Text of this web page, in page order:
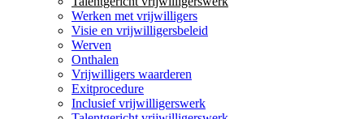
Werken met vrijwilligers
Visie en vrijwilligersbeleid
Werven
Onthalen
Vrijwilligers waarderen
Exitprocedure
Inclusief vrijwilligerswerk